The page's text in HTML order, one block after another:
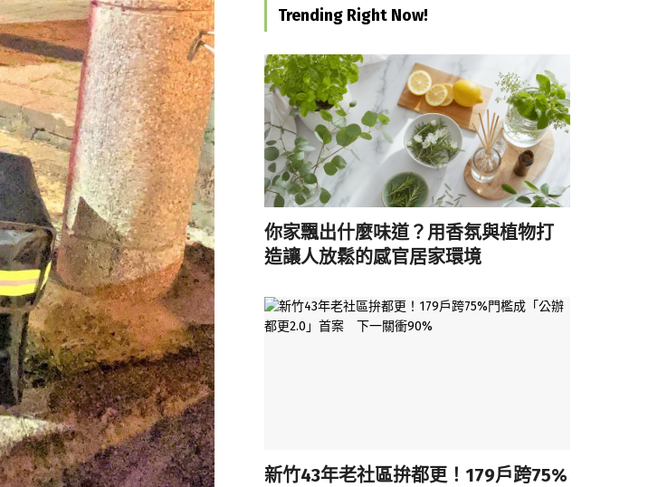
Trending Right Now!
你家飄出什麼味道？用香氛與植物打
造讓人放鬆的感官居家環境
新竹43年老社區拚都更！179戶跨75%